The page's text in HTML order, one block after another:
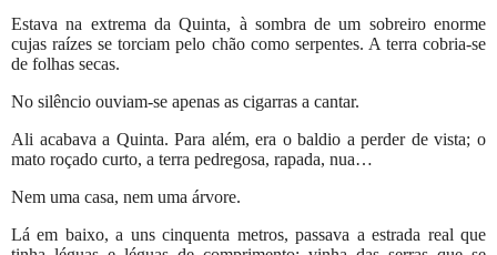
Estava na extrema da Quinta, à sombra de um sobreiro enorme
cujas raízes se torciam pelo chão como serpentes. A terra cobria-se
de folhas secas.
No silêncio ouviam-se apenas as cigarras a cantar.
Ali acabava a Quinta. Para além, era o baldio a perder de vista; o
mato roçado curto, a terra pedregosa, rapada, nua…
Nem uma casa, nem uma árvore.
Lá em baixo, a uns cinquenta metros, passava a estrada real que